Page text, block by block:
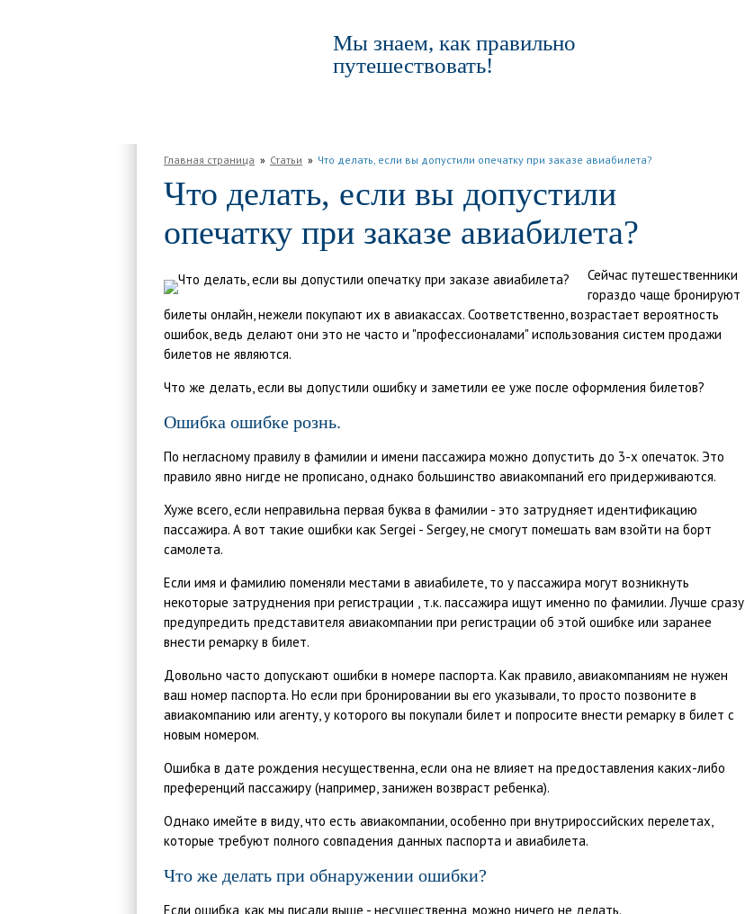
Мы знаем, как правильно
путешествовать!
Главная страница Статьи Что делать, если вы допустили опечатку при заказе авиабилета?
Что делать, если вы допустили
опечатку при заказе авиабилета?
Сейчас путешественники
гораздо чаще бронируют
билеты онлайн, нежели покупают их в авиакассах. Соответственно, возрастает вероятность
ошибок, ведь делают они это не часто и "профессионалами" использования систем продажи
билетов не являются.
Что же делать, если вы допустили ошибку и заметили ее уже после оформления билетов?
Ошибка ошибке рознь.
По негласному правилу в фамилии и имени пассажира можно допустить до 3-х опечаток. Это
правило явно нигде не прописано, однако большинство авиакомпаний его придерживаются.
Хуже всего, если неправильна первая буква в фамилии - это затрудняет идентификацию
пассажира. А вот такие ошибки как Sergei - Sergey, не смогут помешать вам взойти на борт
самолета.
Если имя и фамилию поменяли местами в авиабилете, то у пассажира могут возникнуть
некоторые затруднения при регистрации , т.к. пассажира ищут именно по фамилии. Лучше сразу
предупредить представителя авиакомпании при регистрации об этой ошибке или заранее
внести ремарку в билет.
Довольно часто допускают ошибки в номере паспорта. Как правило, авиакомпаниям не нужен
ваш номер паспорта. Но если при бронировании вы его указывали, то просто позвоните в
авиакомпанию или агенту, у которого вы покупали билет и попросите внести ремарку в билет с
новым номером.
Ошибка в дате рождения несущественна, если она не влияет на предоставления каких-либо
преференций пассажиру (например, занижен возвраст ребенка).
Однако имейте в виду, что есть авиакомпании, особенно при внутрироссийских перелетах,
которые требуют полного совпадения данных паспорта и авиабилета.
Что же делать при обнаружении ошибки?
Если ошибка, как мы писали выше - несущественна, можно ничего не делать.